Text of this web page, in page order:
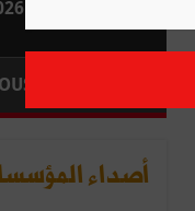
: EN KIOSQUE
أصداء